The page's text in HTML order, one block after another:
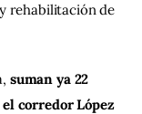
rehabilitación de
suman ya 22
corredor López